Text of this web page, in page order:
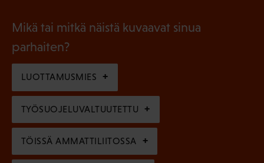
n
e
)
l
i
n
e
n
)
l
i
n
e
Mikä tai mitkä näistä kuvaavat sinua
parhaiten?
LUOTTAMUSMIES
TYÖSUOJELUVALTUUTETTU
TÖISSÄ AMMATTILIITOSSA